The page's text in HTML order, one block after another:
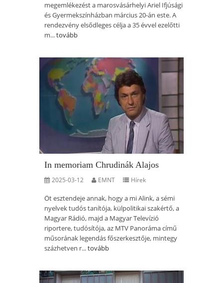
megemlékezést a marosvásárhelyi Ariel Ifjúsági
és Gyermekszínházban március 20-án este. A
rendezvény elsődleges célja a 35 évvel ezelőtti
m...tovább
In memoriam Chrudinák Alajos
2025-03-12 EMNT Hírek
Öt esztendeje annak, hogy a mi Alink, a sémi
nyelvek tudós tanítója, külpolitikai szakértő, a
Magyar Rádió, majd a Magyar Televízió
riportere, tudósítója, az MTV Panoráma című
műsorának legendás főszerkesztője, mintegy
százhetven r...tovább